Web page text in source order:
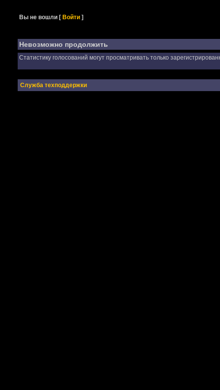
Вы не вошли [Войти ]
Невозможно продолжить
Статистику голосований могут просматривать только
Служба техподдержки